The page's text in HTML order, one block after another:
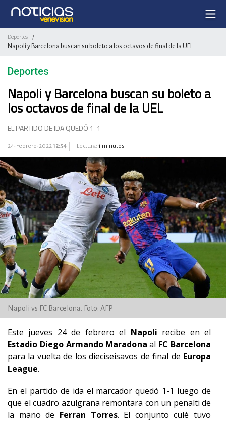
Deportes /
Napoli y Barcelona buscan su boleto a los octavos de final de la UEL
Deportes
Napoli y Barcelona buscan su boleto a
los octavos de final de la UEL
EL PARTIDO DE IDA QUEDÓ 1-1
24-Febrero-202212:54 Lectura: 1 minutos
Napoli vs FC Barcelona. Foto: AFP
Este jueves 24 de febrero el Napoli recibe en el
Estadio Diego Armando Maradona al FC Barcelona
para la vuelta de los dieciseisavos de final de Europa
League.
En el partido de ida el marcador quedó 1-1 luego de
que el cuadro azulgrana remontara con un penalti de
la mano de Ferran Torres. El conjunto culé tuvo